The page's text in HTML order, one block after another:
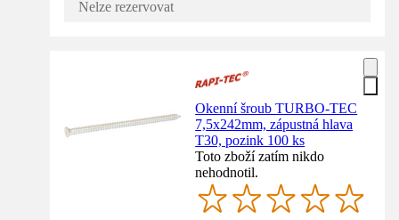
Nelze rezervovat
Okenní šroub TURBO-TEC
7,5x242mm, zápustná hlava
T30, pozink 100 ks
Toto zboží zatím nikdo
nehodnotil.